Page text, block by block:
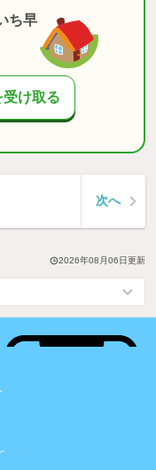
ち早
け取る
次へ
2026年08月06日更新